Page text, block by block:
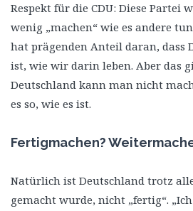
Respekt für die CDU: Diese Partei
wenig „machen“ wie es andere
hat prägenden Anteil daran, dass
ist, wie wir darin leben. Aber das
Deutschland kann man nicht
es so, wie es ist.
Fertigmachen?
Natürlich ist Deutschland trotz
gemacht wurde, nicht „fertig“.